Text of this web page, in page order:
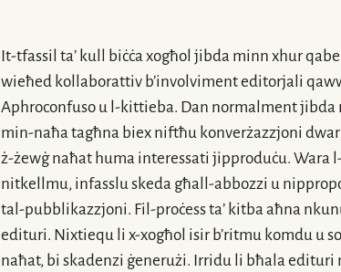
It-tfassil ta’ kull biċċa xogħol jibda minn xhur
wieħed kollaborattiv b’involviment editorjali
Aphroconfuso u l-kittieba. Dan normalment jibda
min-naħatagħna biex niftħu konverżazzjoni
ż-żewġnaħat huma interessati jipproduċu. Wara
nitkellmu, infasslu skeda għall-abbozzi u
tal-pubblikazzjoni. Fil-proċessta’ kitba aħna
edituri. Nixtiequ li x-xogħol isir b’ritmu komdu u
naħat, bi skadenzi ġenerużi. Irridu li bħala edituri